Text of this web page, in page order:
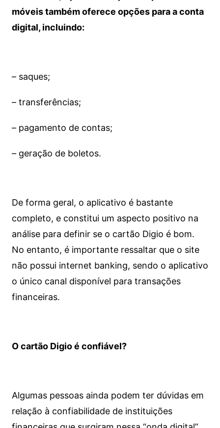
móveis também oferece opções para a conta
digital, incluindo:
– saques;
– transferências;
– pagamento de contas;
– geração de boletos.
De forma geral, o aplicativo é bastante
completo, e constitui um aspecto positivo na
análise para definir se o cartão Digio é bom.
No entanto, é importante ressaltar que o site
não possui internet banking, sendo o aplicativo
o único canal disponível para transações
financeiras.
O cartão Digio é confiável?
Algumas pessoas ainda podem ter dúvidas em
relação à confiabilidade de instituições